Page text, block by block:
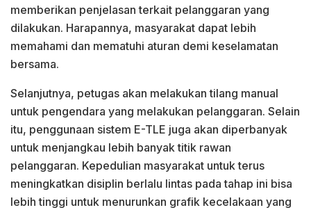
memberikan penjelasan terkait pelanggaran yang
dilakukan. Harapannya, masyarakat dapat lebih
memahami dan mematuhi aturan demi keselamatan
bersama.
Selanjutnya, petugas akan melakukan tilang manual
untuk pengendara yang melakukan pelanggaran. Selain
itu, penggunaan sistem E-TLE juga akan diperbanyak
untuk menjangkau lebih banyak titik rawan
pelanggaran. Kepedulian masyarakat untuk terus
meningkatkan disiplin berlalu lintas pada tahap ini bisa
lebih tinggi untuk menurunkan grafik kecelakaan yang